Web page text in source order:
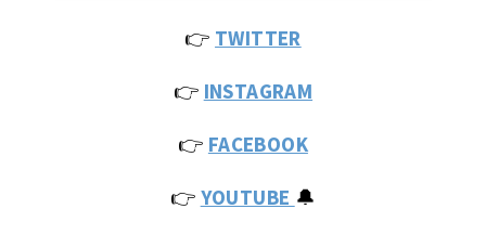
👉 TWITTER
👉 INSTAGRAM
👉 FACEBOOK
👉 YOUTUBE 🔔